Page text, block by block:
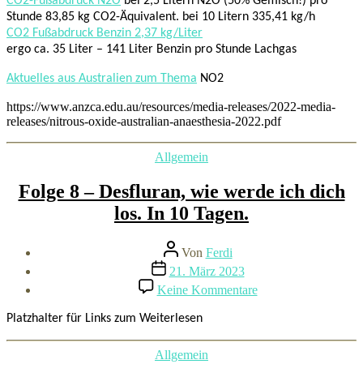
Stunde 83,85 kg CO2-Äquivalent. bei 10 Litern 335,41 kg/h
CO2 Fußabdruck Benzin 2,37 kg/Liter
ergo ca. 35 Liter – 141 Liter Benzin pro Stunde Lachgas
Aktuelles aus Australien zum Thema NO2
https://www.anzca.edu.au/resources/media-releases/2022-media-
releases/nitrous-oxide-australian-anaesthesia-2022.pdf
Kategorien
Allgemein
Folge 8 – Desfluran, wie werde ich dich
los. In 10 Tagen.
Beitragsautor
Von Ferdi
Beitragsdatum
21. März 2023
Keine Kommentarezu
Folge
Desfluran,
Platzhalter für Links zum Weiterlesen
Kategorien
Allgemein